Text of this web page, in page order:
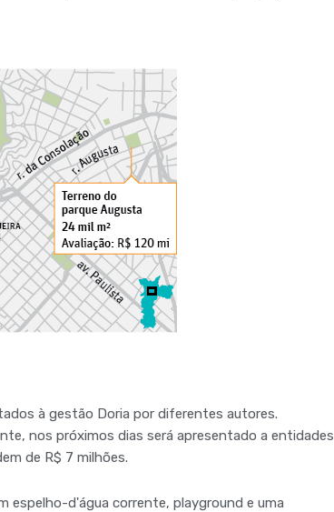
à gestão Doria por diferentes autores.
nos próximos dias será apresentado a entidades
de R$ 7 milhões.
espelho-d'água corrente, playground e uma